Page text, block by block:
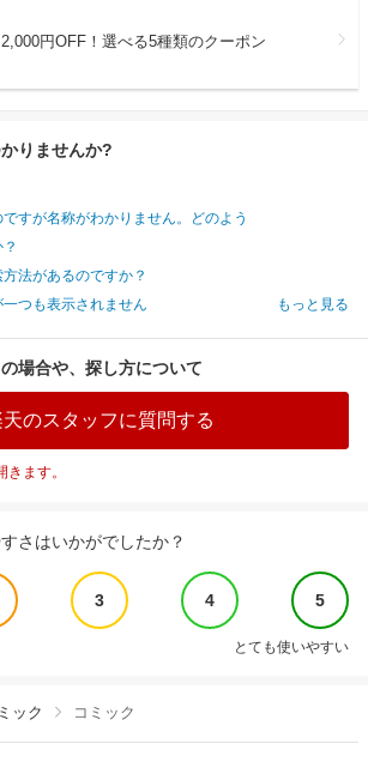
円OFF！選べる5種類のクーポン
りませんか?
すが名称がわかりません。どのよう
法があるのですか？
つも表示されません
もっと見る
場合や、探し方について
天のスタッフに質問する
ます。
さはいかがでしたか？
3 4 5
とても使いやすい
ック コミック